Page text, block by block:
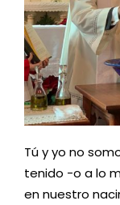
Tú y yo no
tenido -o a lo
en nuestro